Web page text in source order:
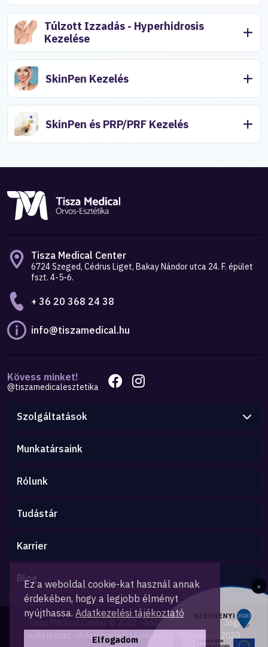
Ez a weboldal cookie-kat használ annak
érdekében, hogy a legjobb élményt
nyújthassa. Adatkezelési tájékoztató
Elfogadom
Túlzott Izzadás - Hyperhidrosis
Kezelése
SkinPen Kezelés
SkinPen és PRP/PRF Kezelés
Tisza Medical Center
6724 Szeged, Cédrus Liget, Bakay Nándor utca 24. F. épület
fszt. 4-5-6.
+ 36 20 368 24 38
info@tiszamedical.hu
Kövess minket!
@tiszamedicalesztetika
Szolgáltatások
Munkatársaink
Rólunk
Tudástár
Karrier
Blog
ÁSZF - Jogi
Adatkezelési tájékoztató Széchenyi 2020
×